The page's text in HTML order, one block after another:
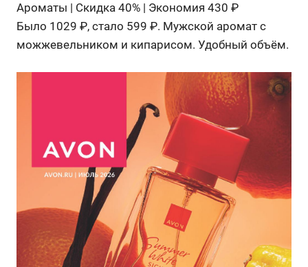
Ароматы | Скидка 40% | Экономия 430 ₽
Было 1029 ₽, стало 599 ₽. Мужской аромат с
можжевельником и кипарисом. Удобный объём.